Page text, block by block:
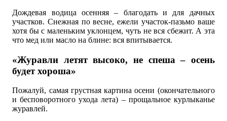
Дождевая водица осенняя – благодать и для дачных
участков. Снежная по весне, ежели участок-пазьмо ваше
хотя бы с маленьким уклонцем, чуть не вся сбежит. А эта
что мед или масло на блине: вся впитывается.
«Журавли летят высоко, не спеша – осень
будет хороша»
Пожалуй, самая грустная картина осени (окончательного
и бесповоротного ухода лета) – прощальное курлыканье
журавлей.